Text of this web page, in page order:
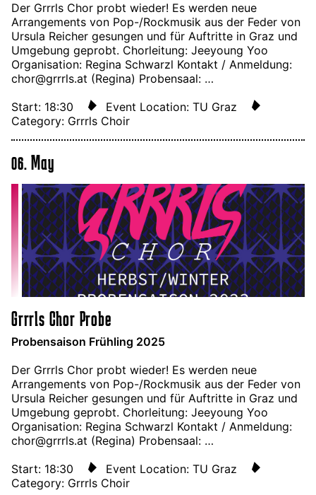
Der Grrrls Chor probt wieder! Es werden neue
Arrangements von Pop-/Rockmusik aus der Feder von
Ursula Reicher gesungen und für Auftritte in Graz und
Umgebung geprobt. Chorleitung: Jeeyoung Yoo
Organisation: Regina Schwarzl Kontakt / Anmeldung:
chor@grrrls.at (Regina) Probensaal: …
Start: 18:30
Event Location: TU Graz
Category: Grrrls Choir
06. May
Grrrls Chor Probe
Probensaison Frühling 2025
Der Grrrls Chor probt wieder! Es werden neue
Arrangements von Pop-/Rockmusik aus der Feder von
Ursula Reicher gesungen und für Auftritte in Graz und
Umgebung geprobt. Chorleitung: Jeeyoung Yoo
Organisation: Regina Schwarzl Kontakt / Anmeldung:
chor@grrrls.at (Regina) Probensaal: …
Start: 18:30
Event Location: TU Graz
Category: Grrrls Choir